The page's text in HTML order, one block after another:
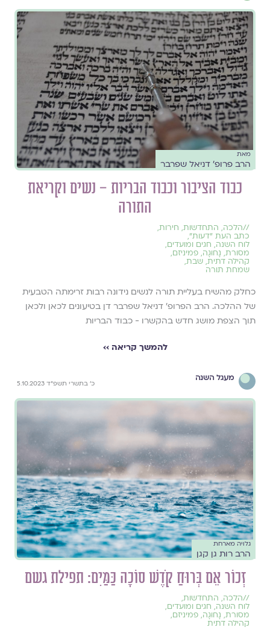
מאת
הרב פרופ׳ דניאל שפרבר
כבוד הציבור וכבוד הבריות – נשים וקריאת
התורה
//הלכה, התחדשות, חירות,
כתב העת ״דעות״,
לוח השנה, חגים ומועדים,
מסורת, נָחוּגָה, פמיניזם,
קהילה דתית, שבת,
שמחת תורה
כחלק מהשיח בעליית תורה לנשים נידונה רבות זרימתה הטבעית
של ההלכה. הרב הפרופ' דניאל שפרבר דן בטיעונים לכאן ולכאן
תוך הצפת מושג חדש בהקשרו - כבוד הבריות
להמשך קריאה ››
מעגל השנה
כ׳ בתשרי תשפ״ד 5.10.2023
גלויה מארחת
הרב רות גן קגן
זְכוֹר אֵם בְּרוּחַ קֹדֶשׁ סוֹכָה כַּמַּיִם: תפילת גשם
//הלכה, התחדשות,
לוח השנה, חגים ומועדים,
מסורת, נָחוּגָה, פמיניזם,
קהילה דתית